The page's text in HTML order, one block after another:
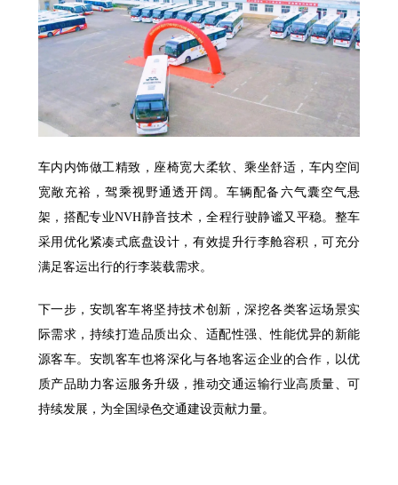
车内内饰做工精致，座椅宽大柔软、乘坐舒适，车内空间
宽敞充裕，驾乘视野通透开阔。车辆配备六气囊空气悬
架，搭配专业NVH静音技术，全程行驶静谧又平稳。整车
采用优化紧凑式底盘设计，有效提升行李舱容积，可充分
满足客运出行的行李装载需求。
下一步，安凯客车将坚持技术创新，深挖各类客运场景实
际需求，持续打造品质出众、适配性强、性能优异的新能
源客车。安凯客车也将深化与各地客运企业的合作，以优
质产品助力客运服务升级，推动交通运输行业高质量、可
持续发展，为全国绿色交通建设贡献力量。